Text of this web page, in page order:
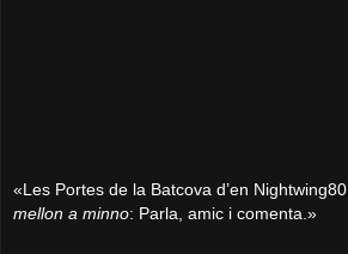
«Les Portes de la Batcova d’en Nightwing80.
mellon a minno: Parla, amic i comenta.»